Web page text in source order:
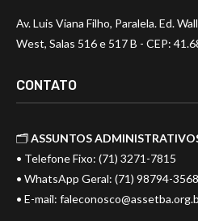
Av. Luis Viana Filho, Paralela. Ed.
West, Salas 516 e 517 B - CEP:
CONTATO
🗂️ASSUNTOS
• Telefone Fixo: (71) 3271-7815
• WhatsApp Geral: (71) 98794-3568
• E-mail: